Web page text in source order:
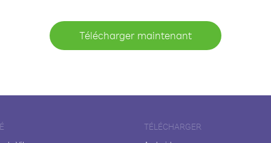
Télécharger maintenant
TÉLÉCHARGER